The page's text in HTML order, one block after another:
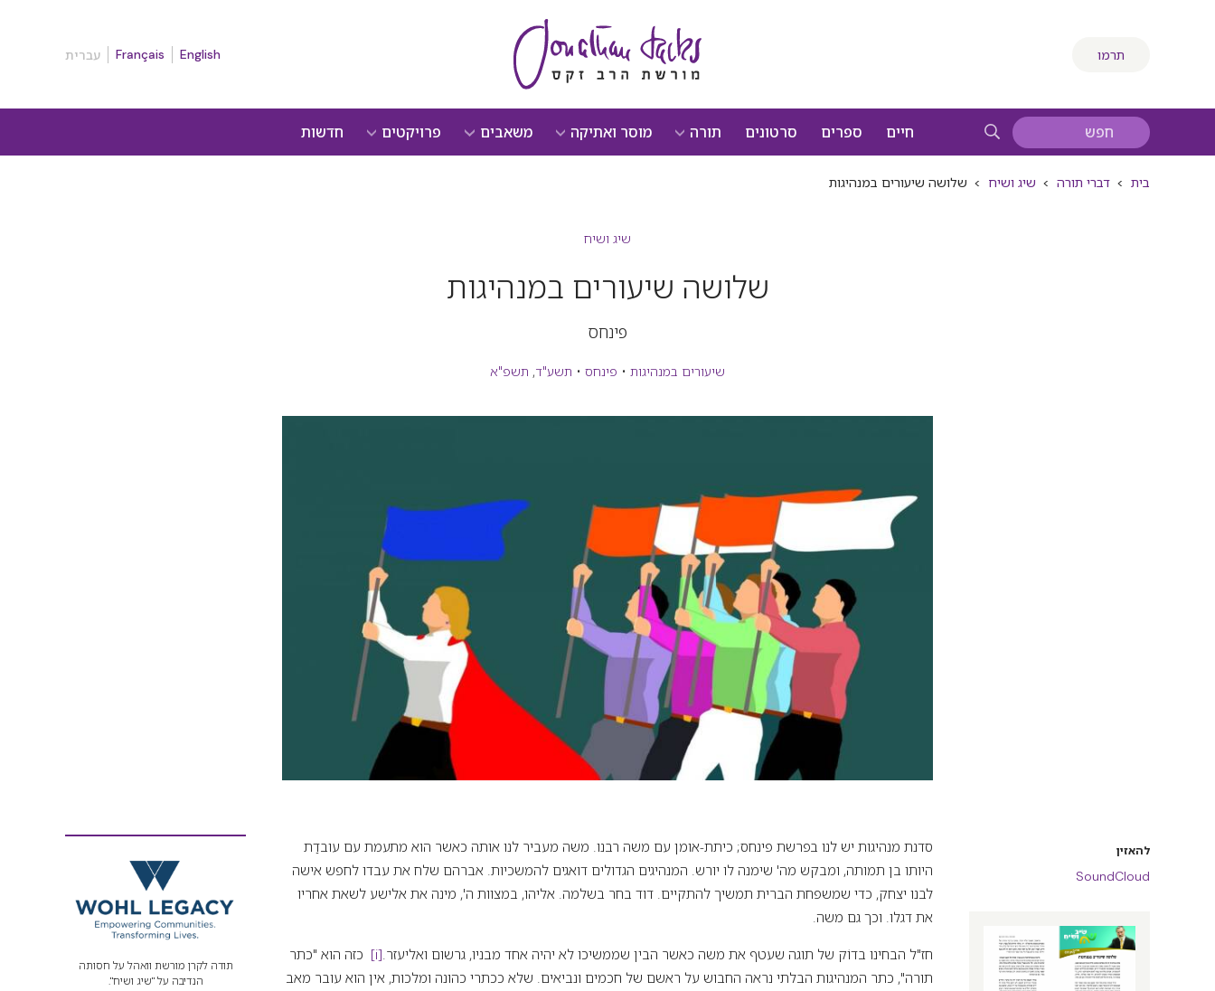
תרמו English
Français עברית
חיים ספרים סרטונים תורה מוסר ואתיקה משאבים פרויקטים חדשות
בית > דברי תורה > שיג ושיח > שלושה שיעורים במנהיגות
שיג ושיח
שלושה שיעורים במנהיגות
פינחס
שיעורים במנהיגות • פינחס • תשע"ד, תשפ"א
להאזין
SoundCloud
סדנת מנהיגות יש לנו בפרשת פינחס; כיתת-אומן עם משה רבנו. משה מעביר לנו אותה כאשר הוא מתעמת עם עובדַת
היותו בן תמותה, ומבקש מה' שימנה לו יורש. המנהיגים הגדולים דואגים להמשכיות. אברהם שלח את עבדו לחפש אישה
לבנו יצחק, כדי שמשפחת הברית תמשיך להתקיים. דוד בחר בשלמה. אליהו, במצוות ה', מינה את אלישע לשאת אחריו
את דגלו. וכך גם משה.
חז"ל הבחינו בדוֹק של תוגה שעטף את משה כאשר הבין שממשיכו לא יהיה אחד מבניו, גרשום ואליעזר.[i]
כזה הוא "כתר
תורה", כתר המנהיגות הבלתי נראה החבוש על ראשם של חכמים ונביאים. שלא ככתרי כהונה ומלכות, אין הוא עובר מאב
תודה לקרן מורשת וואהל על חסותה
הנדיבה על "שיג ושיח".